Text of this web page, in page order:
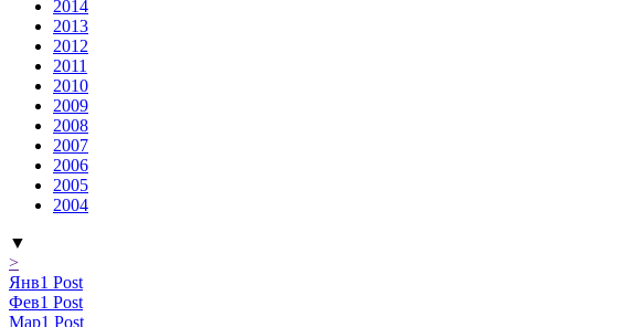
2014
2013
2012
2011
2010
2009
2008
2007
2006
2005
2004
▼
>
Янв1 Post
Фев1 Post
Мар1 Post